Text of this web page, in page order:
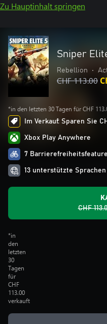
Zu Hauptinhalt springen
Sniper
Rebellion •
CHF 113.00
*in den letzten 30 Tagen für CHF
Im Verkauf: Sparen Sie
Xbox Play Anywhere
7
13 unterstützte Sprachen
CHF
*in
den
letzten
30
Tagen
für
CHF
113.00
verkauft